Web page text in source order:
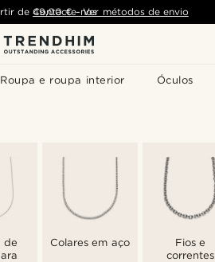
Roupa e roupa interior Óculos
de 49,00 € - Ver métodos de envio
Contacte-nos
de
Colares em aço
Fios e
correntes